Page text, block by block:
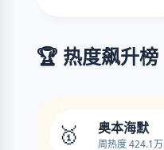
🏆 热度飙升榜
🥇 奥本海默
周热度 424.1万